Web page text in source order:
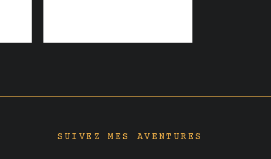
SUIVEZ MES AVENTURES